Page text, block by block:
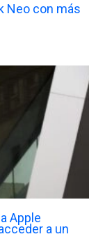
Neo con más
Apple
a un